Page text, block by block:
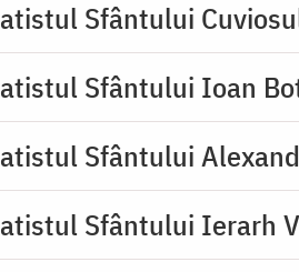
Sfântului
Sfântului Ioan
Sfântului
Sfântului Ierarh